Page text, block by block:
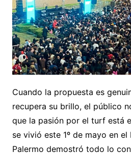
Cuando la propuesta es
recupera su brillo, el público
que la pasión por el turf está
se vivió este 1º de mayo en
Palermo demostró todo lo